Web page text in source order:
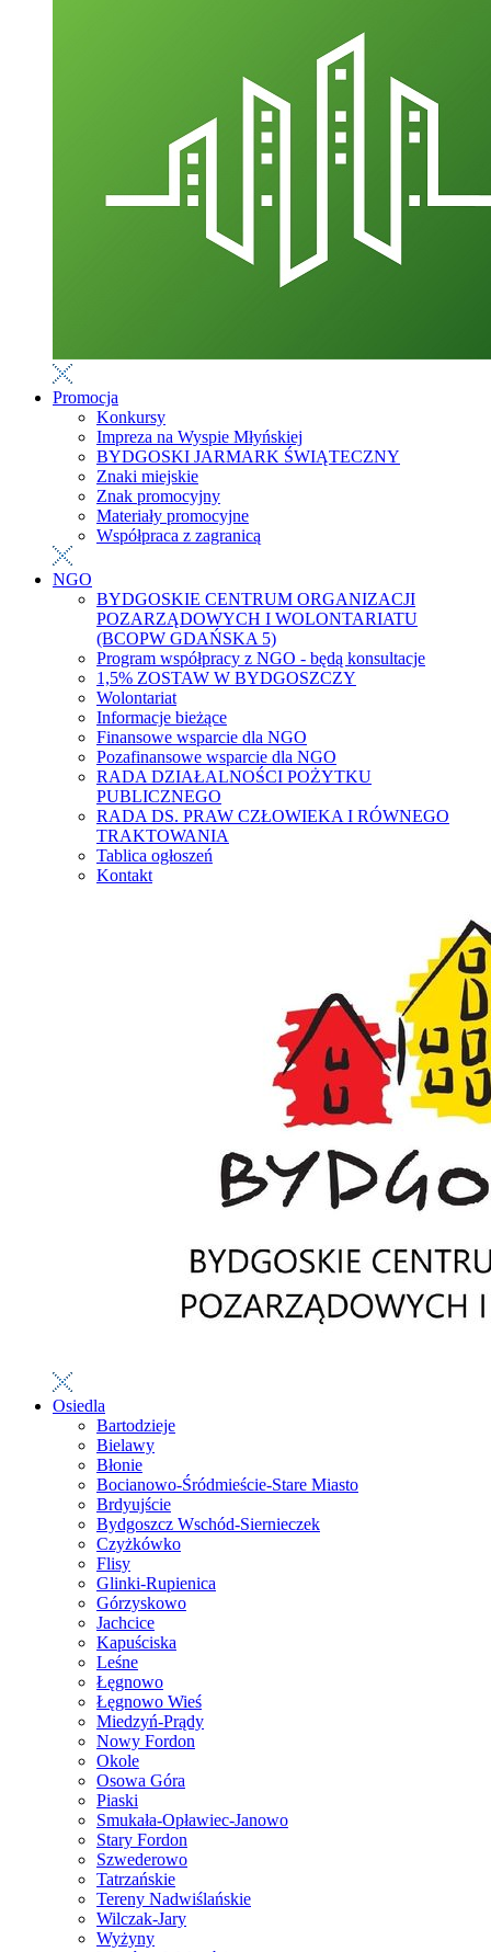
Promocja
Konkursy
Impreza na Wyspie Młyńskiej
BYDGOSKI JARMARK ŚWIĄTECZNY
Znaki miejskie
Znak promocyjny
Materiały promocyjne
Współpraca z zagranicą
NGO
BYDGOSKIE CENTRUM ORGANIZACJI
POZARZĄDOWYCH I WOLONTARIATU
(BCOPW GDAŃSKA 5)
Program współpracy z NGO - będą konsultacje
1,5% ZOSTAW W BYDGOSZCZY
Wolontariat
Informacje bieżące
Finansowe wsparcie dla NGO
Pozafinansowe wsparcie dla NGO
RADA DZIAŁALNOŚCI POŻYTKU
PUBLICZNEGO
RADA DS. PRAW CZŁOWIEKA I RÓWNEGO
TRAKTOWANIA
Tablica ogłoszeń
Kontakt
Osiedla
Bartodzieje
Bielawy
Błonie
Bocianowo-Śródmieście-Stare Miasto
Brdyujście
Bydgoszcz Wschód-Siernieczek
Czyżkówko
Flisy
Glinki-Rupienica
Górzyskowo
Jachcice
Kapuściska
Leśne
Łęgnowo
Łęgnowo Wieś
Miedzyń-Prądy
Nowy Fordon
Okole
Osowa Góra
Piaski
Smukała-Opławiec-Janowo
Stary Fordon
Szwederowo
Tatrzańskie
Tereny Nadwiślańskie
Wilczak-Jary
Wyżyny